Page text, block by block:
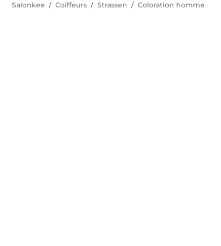
Salonkee Coiffeurs Strassen Coloration homme